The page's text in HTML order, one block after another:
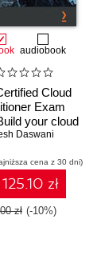
audiobook
Cloud
Exam
your cloud
knowledge
Cloud
(CLF-C01)
Daswani
cena z 30 dni)
125.10 zł
zł (-10%)